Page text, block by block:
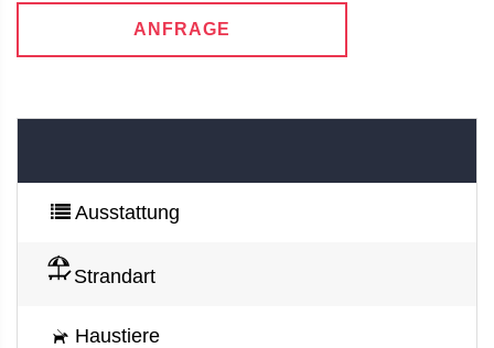
ANFRAGE
Ausstattung
Strandart
Haustiere